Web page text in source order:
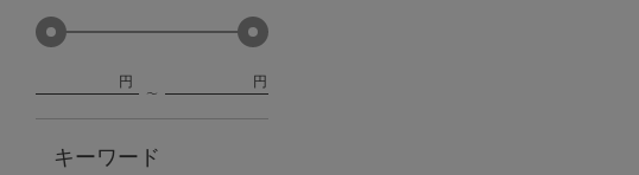
防災グッズ・非常食
トレーニング
円 円
キーワード